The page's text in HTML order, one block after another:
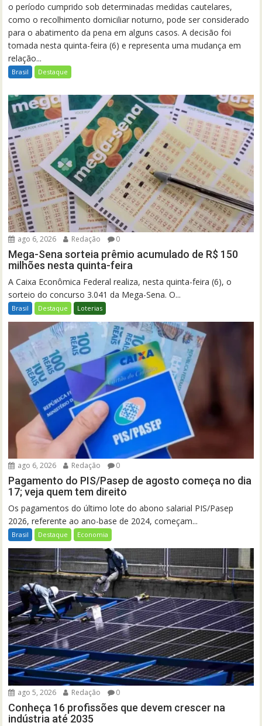
o período cumprido sob determinadas medidas cautelares,
como o recolhimento domiciliar noturno, pode ser considerado
para o abatimento da pena em alguns casos. A decisão foi
tomada nesta quinta-feira (6) e representa uma mudança em
relação...
Brasil Destaque
ago 6, 2026 Redação 0
Mega-Sena sorteia prêmio acumulado de R$ 150
milhões nesta quinta-feira
A Caixa Econômica Federal realiza, nesta quinta-feira (6), o
sorteio do concurso 3.041 da Mega-Sena. O...
Brasil Destaque Loterias
ago 6, 2026 Redação 0
Pagamento do PIS/Pasep de agosto começa no dia
17; veja quem tem direito
Os pagamentos do último lote do abono salarial PIS/Pasep
2026, referente ao ano-base de 2024, começam...
Brasil Destaque Economia
ago 5, 2026 Redação 0
Conheça 16 profissões que devem crescer na
indústria até 2035